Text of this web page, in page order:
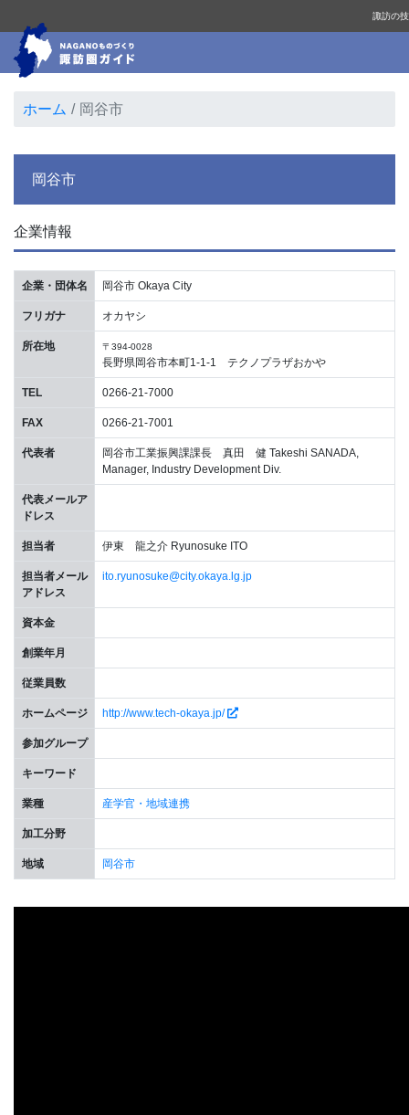
諏訪の
ホーム 岡谷市
岡谷市
企業情報
企業・団体名 岡谷市 Okaya City
フリガナ オカヤシ
所在地 〒394-0028
長野県岡谷市本町1-1-1 テクノプラザおかや
TEL 0266-21-7000
FAX 0266-21-7001
代表者
岡谷市工業振興課課長 真田 健 Takeshi SANADA,
Manager, Industry Development Div.
代表メールア
ドレス
担当者 伊東 龍之介 Ryunosuke ITO
担当者メール
アドレス
ito.ryunosuke@city.okaya.lg.jp
資本金
創業年月
従業員数
ホームページ http://www.tech-okaya.jp/
参加グループ
キーワード
業種 産学官・地域連携
加工分野
地域 岡谷市